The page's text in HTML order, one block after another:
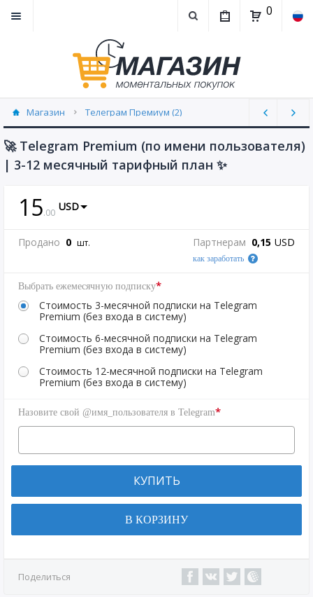
0
Магазин Телеграм Премиум (2)
🚀 Telegram Premium (по имени пользователя)
| 3-12 месячный тарифный план ✨
15.00 USD
Продано 0 шт. Партнерам 0,15 USD
как заработать
Выбрать ежемесячную подписку*
Стоимость 3-месячной подписки на Telegram
Premium (без входа в систему)
Стоимость 6-месячной подписки на Telegram
Premium (без входа в систему)
Стоимость 12-месячной подписки на Telegram
Premium (без входа в систему)
Назовите свой @имя_пользователя в Telegram*
КУПИТЬ
В КОРЗИНУ
Поделиться